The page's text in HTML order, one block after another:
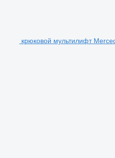
крюковой мультилифт